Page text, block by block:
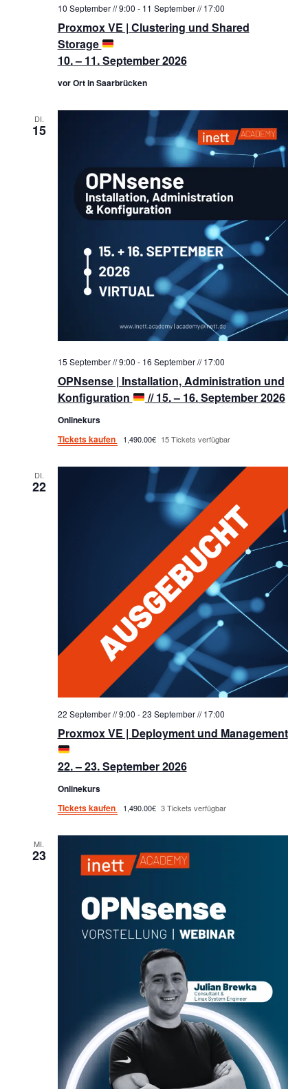
Proxmox VE | Clustering und Shared
Storage
10. – 11. September 2026
10 September // 9:00 - 11 September // 17:00
vor Ort in Saarbrücken
DI.
15
OPNsense | Installation, Administration und
Konfiguration
// 15. – 16. September 2026
15 September // 9:00 - 16 September // 17:00
Onlinekurs
Tickets kaufen
1,490.00€ 15 Tickets verfügbar
DI.
22
Proxmox VE | Deployment und Management
22. – 23. September 2026
22 September // 9:00 -23 September // 17:00
Onlinekurs
Tickets kaufen
1,490.00€ 3 Tickets verfügbar
MI.
23